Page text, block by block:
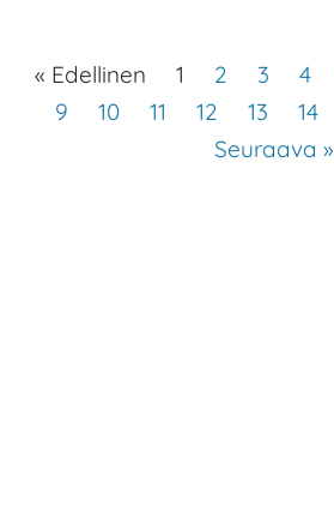
« Edellinen 1 2 3 4
9
10 11 12 13 14
Seuraava »